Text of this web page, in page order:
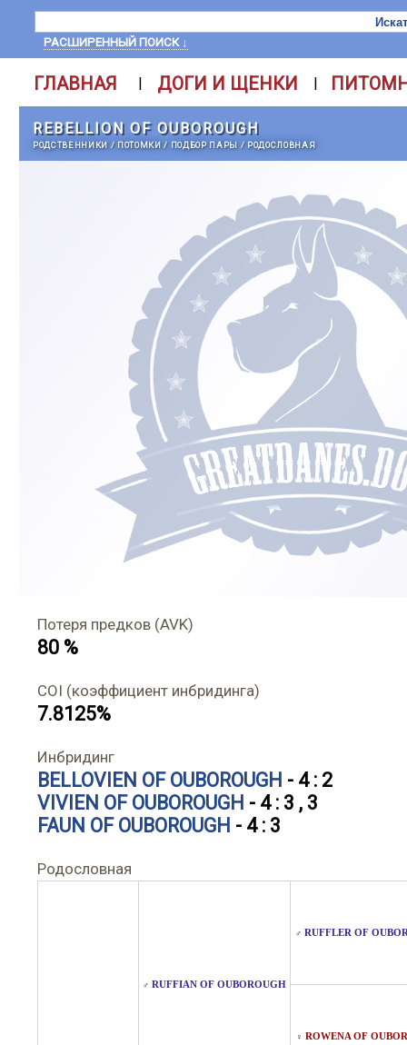
РАСШИРЕННЫЙ ПОИСК ↓
ГЛАВНАЯ | ДОГИ И ЩЕНКИ |
REBELLION OF OUBOROUGH
РОДСТВЕННИКИ / ПОТОМКИ/ ПОДБОР ПАРЫ / РОДОСЛОВНАЯ
Потеря предков (AVK)
80 %
COI (коэффициент инбридинга)
7.8125%
Инбридинг
BELLOVIEN OF OUBOROUGH - 4 : 2
VIVIEN OF OUBOROUGH - 4 : 3 , 3
FAUN OF OUBOROUGH - 4 : 3
Родословная
♂ RUFFIAN OF OUBOROUGH
♂ RUFFLER OF
♀ ROWENA OF